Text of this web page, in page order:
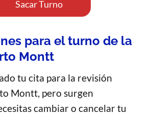
Sacar Turno
para el turno de la
Montt
tu cita para la revisión
Montt, pero surgen
cambiar o cancelar tu